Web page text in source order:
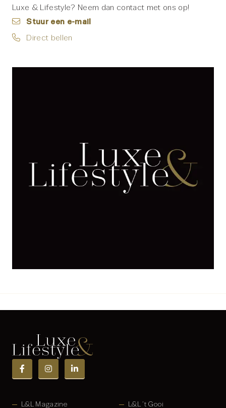
Luxe & Lifestyle? Neem dan contact met ons op!
Stuur een e-mail
Direct bellen
L&L Magazine L&L ’t Gooi